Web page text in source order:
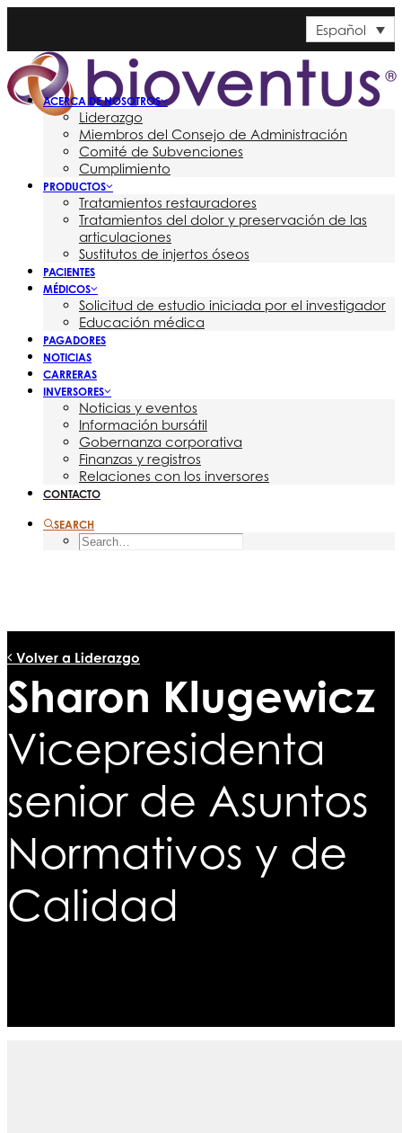
Español
ACERCA DE NOSOTROS
Liderazgo
Miembros del Consejo de Administración
Comité de Subvenciones
Cumplimiento
PRODUCTOS
Tratamientos restauradores
Tratamientos del dolor y preservación de las
articulaciones
Sustitutos de injertos óseos
PACIENTES
MÉDICOS
Solicitud de estudio iniciada por el investigador
Educación médica
PAGADORES
NOTICIAS
CARRERAS
INVERSORES
Noticias y eventos
Información bursátil
Gobernanza corporativa
Finanzas y registros
Relaciones con los inversores
CONTACTO
SEARCH
Volver a Liderazgo
Sharon Klugewicz
Vicepresidenta
senior de Asuntos
Normativos y de
Calidad